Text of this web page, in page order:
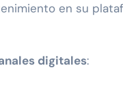
en su
digitales: